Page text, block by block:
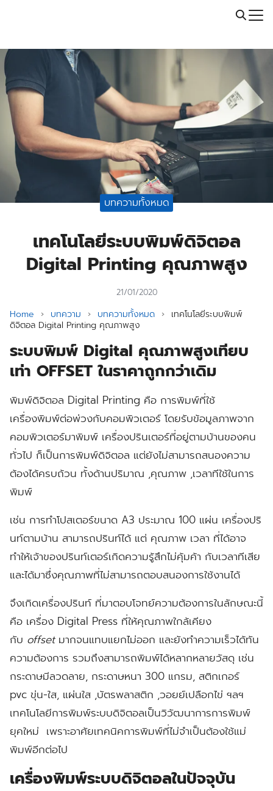
Call: 064-246-5614 | Line: @thaiprintshop
for:
บทความทั้งหมด
เทคโนโลยีระบบพิมพ์ดิจิตอล
Digital Printing คุณภาพสูง
21/01/2020
Home › บทความ › บทความทั้งหมด › เทคโนโลยีระบบพิมพ์
ดิจิตอล Digital Printing คุณภาพสูง
ระบบพิมพ์ Digital คุณภาพสูงเทียบ
เท่า OFFSET ในราคาถูกกว่าเดิม
พิมพ์ดิจิตอล Digital Printing คือ การพิมพ์ที่ใช้
เครื่องพิมพ์ต่อพ่วงกับคอมพิวเตอร์ โดยรับข้อมูลภาพจาก
คอมพิวเตอร์มาพิมพ์ เครื่องปรินเตอร์ที่อยู่ตามบ้านของคน
ทั่วไป ก็เป็นการพิมพ์ดิจิตอล แต่ยังไม่สามารถสนองความ
ต้องได้ครบถ้วน ทั้งด้านปริมาณ ,คุณภาพ ,เวลาทีใช้ในการ
พิมพ์
เช่น การทำโปสเตอร์ขนาด A3 ประมาณ 100 แผ่น เครื่องปริ
นท์ตามบ้าน สามารถปรินท์ได้ แต่ คุณภาพ เวลา ที่ได้อาจ
ทำให้เจ้าของปรินท์เตอร์เกิดความรู้สึกไม่คุ้มค้า กับเวลาทีเสีย
และได้มาซึ่งคุณภาพที่ไม่สามารถตอบสนองการใช้งานได้
จึงเกิดเครื่องปรินท์ ที่มาตอบโจทย์ความต้องการในลักษณะนี้
คือ เครื่อง Digital Press ที่ให้คุณภาพใกล้เคียง
กับ offsetมากจนแทบแยกไม่ออก และยังทำความเร็วได้ทัน
ความต้องการ รวมถึงสามารถพิมพ์ได้หลากหลายวัสดุ เช่น
กระดาษมีลวดลาย, กระดาษหนา 300 แกรม, สติกเกอร์
pvc ขุ่น-ใส, แผ่นใส ,บัตรพลาสติก ,วอยย์เปลือกไข่ ฯลฯ
เทคโนโลยีการพิมพ์ระบบดิจิตอลเป็นวิวัฒนาการการพิมพ์
ยุคใหม่ เพราะอาศัยเทคนิคการพิมพ์ที่ไม่จำเป็นต้องใช้แม่
พิมพ์อีกต่อไป
เครื่องพิมพ์ระบบดิจิตอลในปัจจุบัน